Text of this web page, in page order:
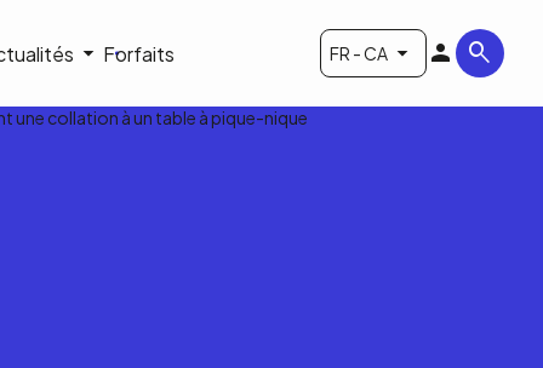
Forfaits FR - CA